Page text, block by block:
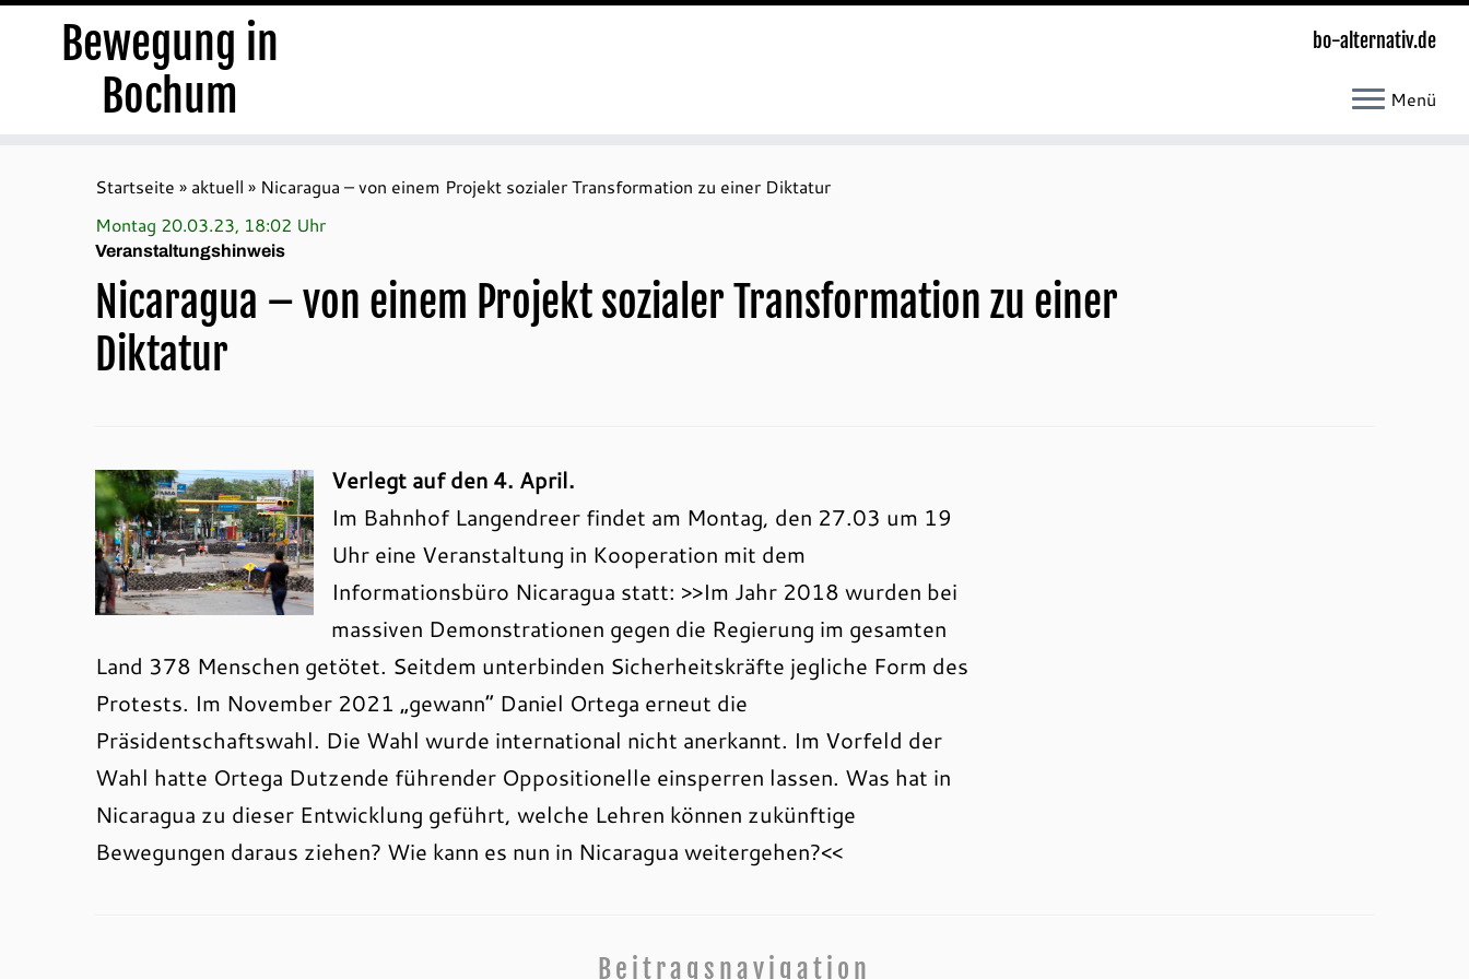
Bewegung in
Bochum
bo-alternativ.de
Menü
Startseite » aktuell » Nicaragua – von einem Projekt sozialer Transformation zu einer Diktatur
Montag 20.03.23, 18:02 Uhr
Veranstaltungshinweis
Nicaragua – von einem Projekt sozialer Transformation zu einer
Diktatur
Verlegt auf den 4. April.
Im Bahnhof Langendreer findet am Montag, den 27.03 um 19
Uhr eine Veranstaltung in Kooperation mit dem
Informationsbüro Nicaragua statt: >>Im Jahr 2018 wurden bei
massiven Demonstrationen gegen die Regierung im gesamten
Land 378 Menschen getötet. Seitdem unterbinden Sicherheitskräfte jegliche Form des
Protests. Im November 2021 „gewann“ Daniel Ortega erneut die
Präsidentschaftswahl. Die Wahl wurde international nicht anerkannt. Im Vorfeld der
Wahl hatte Ortega Dutzende führender Oppositionelle einsperren lassen. Was hat in
Nicaragua zu dieser Entwicklung geführt, welche Lehren können zukünftige
Bewegungen daraus ziehen? Wie kann es nun in Nicaragua weitergehen?<<
Beitragsnavigation